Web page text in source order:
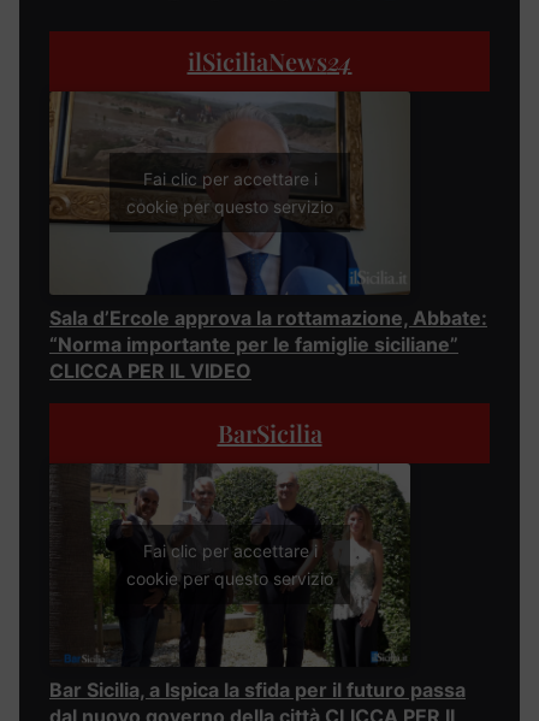
ilSiciliaNews24
Fai clic per accettare i
cookie per questo servizio
Sala d’Ercole approva la rottamazione, Abbate:
“Norma importante per le famiglie siciliane”
CLICCA PER IL VIDEO
BarSicilia
Fai clic per accettare i
cookie per questo servizio
Bar Sicilia, a Ispica la sfida per il futuro passa
dal nuovo governo della città CLICCA PER IL